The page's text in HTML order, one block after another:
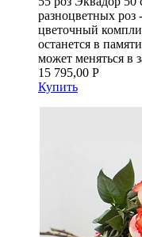
разноцветных
цветочный
останется в
может меняться в
15 795,00 Р
Купить